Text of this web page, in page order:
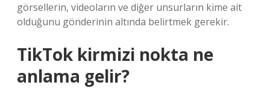
görsellerin, videoların ve diğer unsurların kime ait
olduğunu gönderinin altında belirtmek gerekir.
TikTok kirmizi nokta ne
anlama gelir?